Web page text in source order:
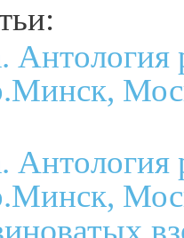
Антология
Антология